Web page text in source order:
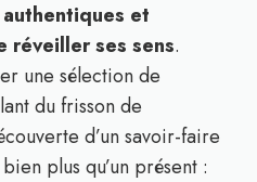
et
réveiller ses sens.
une sélection de
du frisson de
d’un savoir-faire
plus qu’un présent :